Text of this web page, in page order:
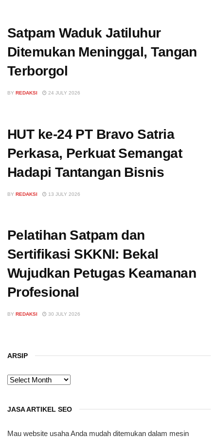
Satpam Waduk Jatiluhur
Ditemukan Meninggal, Tangan
Terborgol
BY REDAKSI 24 JULY 2026
HUT ke-24 PT Bravo Satria
Perkasa, Perkuat Semangat
Hadapi Tantangan Bisnis
BY REDAKSI 13 JULY 2026
Pelatihan Satpam dan
Sertifikasi SKKNI: Bekal
Wujudkan Petugas Keamanan
Profesional
BY REDAKSI 30 JULY 2026
ARSIP
ARSIP
JASA ARTIKEL SEO
Mau website usaha Anda mudah ditemukan dalam mesin